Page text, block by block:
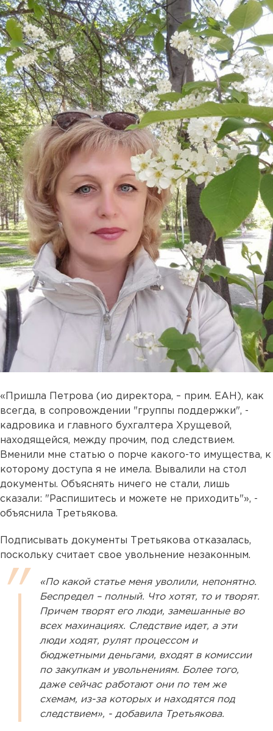
«Пришла Петрова (ио директора, – прим. ЕАН), как
всегда, в сопровождении "группы поддержки", -
кадровика и главного бухгалтера Хрущевой,
находящейся, между прочим, под следствием.
Вменили мне статью о порче какого-то имущества, к
которому доступа я не имела. Вывалили на стол
документы. Объяснять ничего не стали, лишь
сказали: "Распишитесь и можете не приходить"», -
объяснила Третьякова.
Подписывать документы Третьякова отказалась,
поскольку считает свое увольнение незаконным.
«По какой статье меня уволили, непонятно.
Беспредел – полный. Что хотят, то и творят.
Причем творят его люди, замешанные во
всех махинациях. Следствие идет, а эти
люди ходят, рулят процессом и
бюджетными деньгами, входят в комиссии
по закупкам и увольнениям. Более того,
даже сейчас работают они по тем же
схемам, из-за которых и находятся под
следствием», - добавила Третьякова.